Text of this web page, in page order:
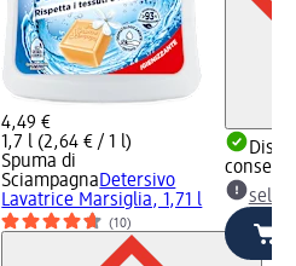
4,49 €
1,7 l (2,64 € / 1 l)
Spuma di
SciampagnaDetersivo
Lavatrice Marsiglia, 1,71 l
(10)